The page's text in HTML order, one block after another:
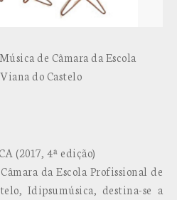
de Câmara da Escola
do Castelo
(2017, 4ª edição)
da Escola Profissional de
Idipsumúsica, destina-se a